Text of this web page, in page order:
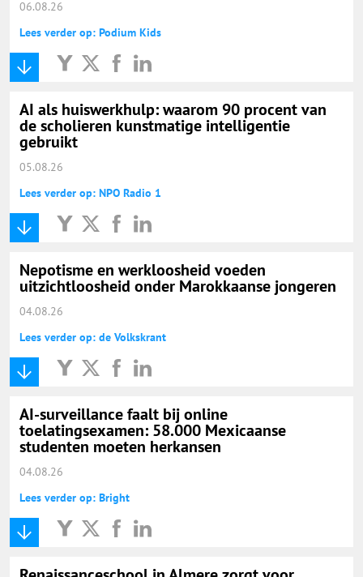
06.08.26
Lees verder op: Podium Kids
AI als huiswerkhulp: waarom 90 procent van
de scholieren kunstmatige intelligentie
gebruikt
05.08.26
Lees verder op: NPO Radio 1
Nepotisme en werkloosheid voeden
uitzichtloosheid onder Marokkaanse jongeren
04.08.26
Lees verder op: de Volkskrant
AI-surveillance faalt bij online
toelatingsexamen: 58.000 Mexicaanse
studenten moeten herkansen
04.08.26
Lees verder op: Bright